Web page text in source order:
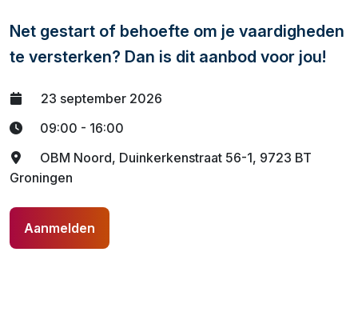
Net gestart of behoefte om je vaardigheden
te versterken? Dan is dit aanbod voor jou!
23 september 2026
09:00 - 16:00
OBM Noord, Duinkerkenstraat 56-1, 9723 BT
Groningen
Aanmelden